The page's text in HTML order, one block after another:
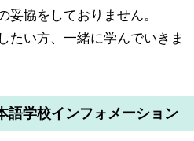
妥協をしておりません。
たい方、一緒に学んでいきま
語学校インフォメーション